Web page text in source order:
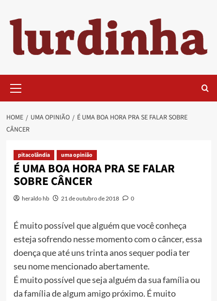
content
Menu
HOME UMA OPINIÃO
É UMA BOA HORA PRA SE FALAR SOBRE
CÂNCER
pitacolândia uma opinião
É UMA BOA HORA PRA SE FALAR
SOBRE CÂNCER
heraldo hb 21 de outubro de 2018 0
É muito possível que alguém que você conheça
esteja sofrendo nesse momento com o câncer, essa
doença que até uns trinta anos sequer podia ter
seu nome mencionado abertamente.
É muito possível que seja alguém da sua família ou
da família de algum amigo próximo. É muito